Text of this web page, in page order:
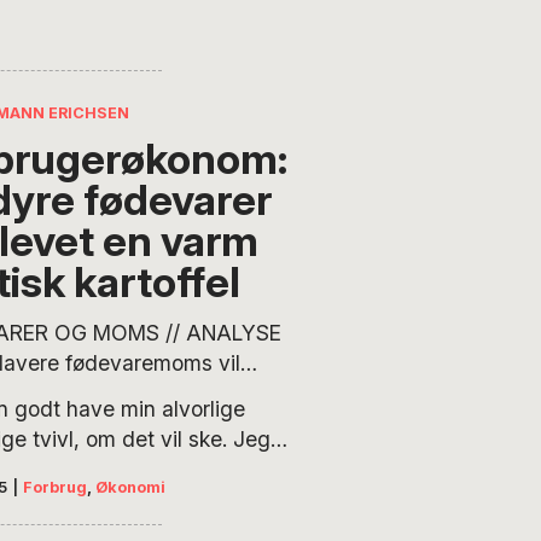
og hvad du
ERICHSEN
fødevarer
en varm
kartoffel
OG MOMS // ANALYSE
fødevaremoms vil
få
til at gå fra
niveau, vi har set i hele
godt have min alvorlige
tvivl, om det vil ske. Jeg
med sænkede skuldre
bekymringer.”
Forbrug, Økonomi